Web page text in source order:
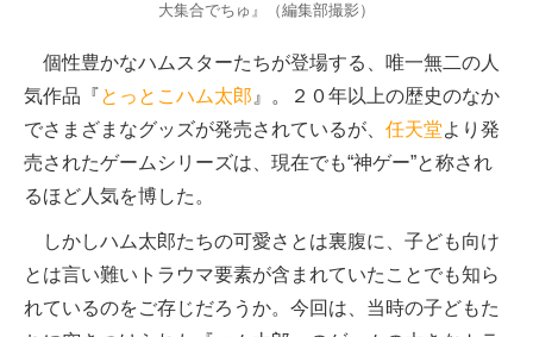
大集合でちゅ』（編集部撮影）
個性豊かなハムスターたちが登場する、唯一無二の人
気作品『とっとこハム太郎 』。２０年以上の歴史のなか
でさまざまなグッズが発売されているが、 任天堂より発
売されたゲームシリーズは、現在でも“神ゲー”と称され
るほど人気を博した。
しかしハム太郎たちの可愛さとは裏腹に、子ども向け
とは言い難いトラウマ要素が含まれていたことでも知ら
れているのをご存じだろうか。今回は、当時の子どもた